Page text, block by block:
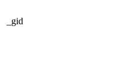
_gid